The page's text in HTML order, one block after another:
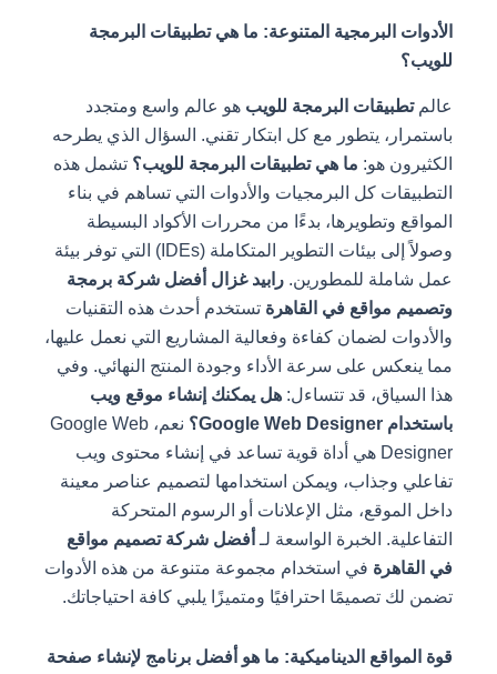
الأدوات البرمجية المتنوعة: ما هي تطبيقات البرمجة
للويب؟
عالمتطبيقات البرمجة للويبهو عالم واسع ومتجدد
باستمرار، يتطور مع كل ابتكار تقني. السؤال الذي يطرحه
الكثيرون هو:ما هي تطبيقات البرمجة للويب؟تشمل هذه
التطبيقات كل البرمجيات والأدوات التي تساهم في بناء
المواقع وتطويرها، بدءًا من محررات الأكواد البسيطة
وصولاً إلى بيئات التطوير المتكاملة (IDEs) التي توفر بيئة
عمل شاملة للمطورين.رابيد غزال أفضل شركة برمجة
وتصميم مواقع في القاهرةتستخدم أحدث هذه التقنيات
والأدوات لضمان كفاءة وفعالية المشاريع التي نعمل عليها،
مما ينعكس على سرعة الأداء وجودة المنتج النهائي. وفي
هذا السياق، قد تتساءل:هل يمكنك إنشاء موقع ويب
باستخدام Google Web Designer؟
نعم، Google Web
Designer هي أداة قوية تساعد في إنشاء محتوى ويب
تفاعلي وجذاب، ويمكن استخدامها لتصميم عناصر معينة
داخل الموقع، مثل الإعلانات أو الرسوم المتحركة
التفاعلية. الخبرة الواسعة لـ أفضل شركة تصميم مواقع
في القاهرةفي استخدام مجموعة متنوعة من هذه الأدوات
تضمن لك تصميمًا احترافيًا ومتميزًا يلبي كافة احتياجاتك.
قوة المواقع الديناميكية: ما هو أفضل برنامج لإنشاء صفحة